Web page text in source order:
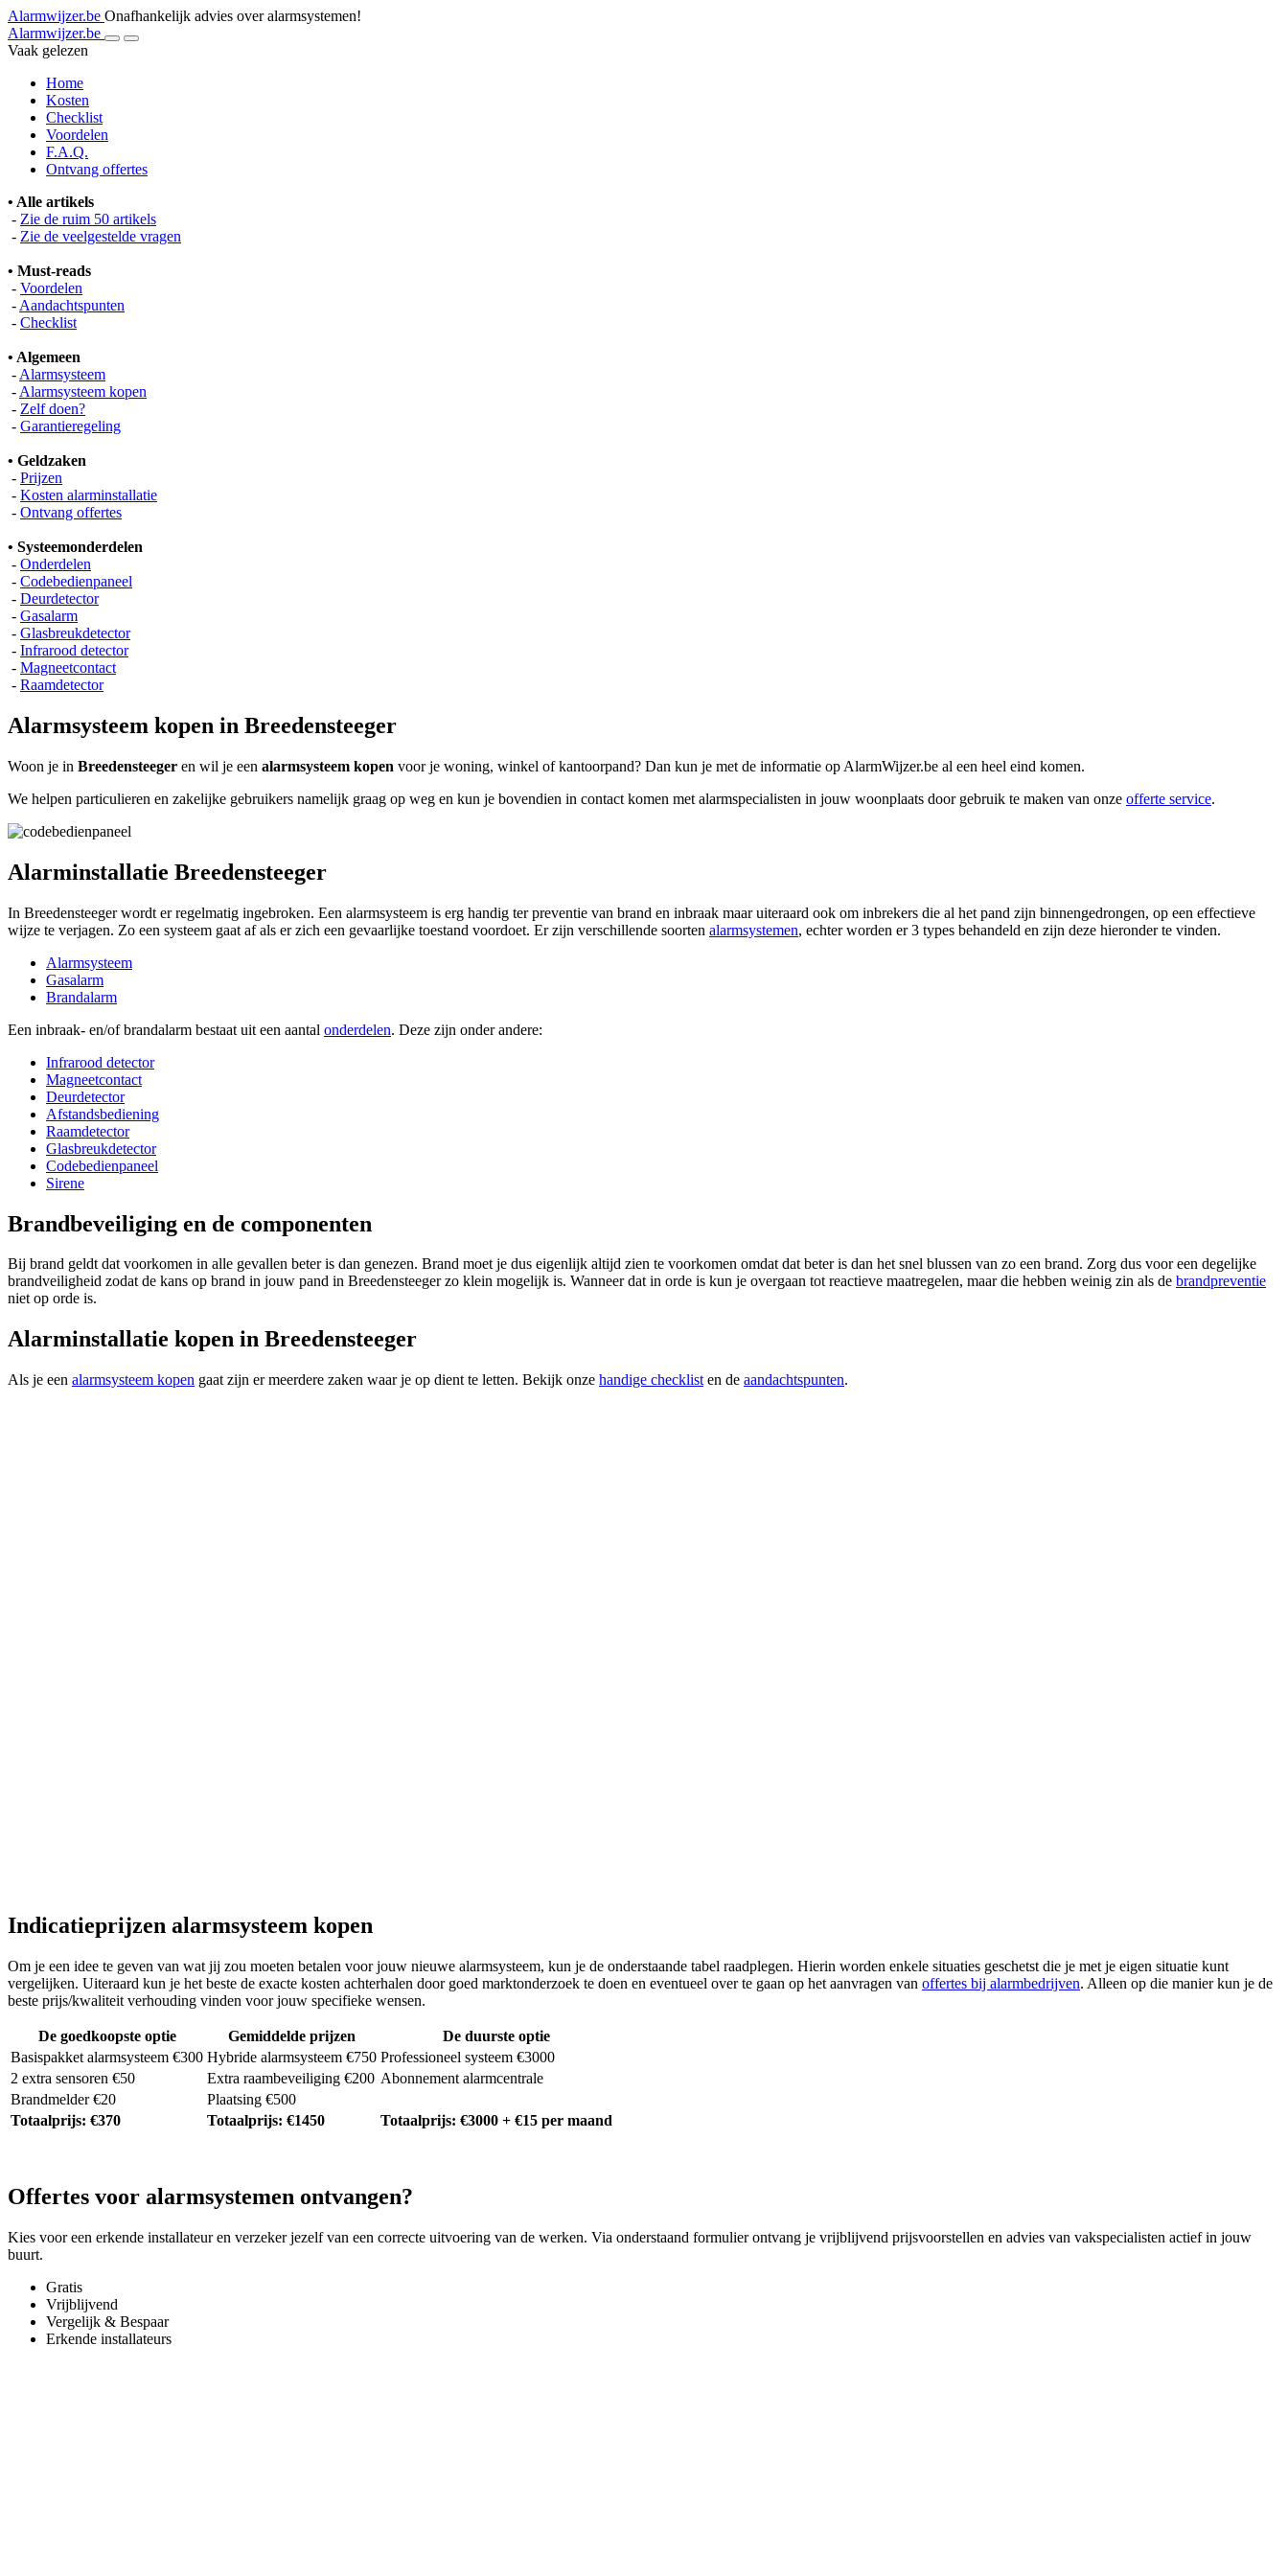
Alarmwijzer.be Onafhankelijk advies over alarmsystemen!
Alarmwijzer.be
Vaak gelezen
Home
Kosten
Checklist
Voordelen
F.A.Q.
Ontvang offertes
• Alle artikels
- Zie de ruim 50 artikels
- Zie de veelgestelde vragen
• Must-reads
- Voordelen
- Aandachtspunten
- Checklist
• Algemeen
- Alarmsysteem
- Alarmsysteem kopen
- Zelf doen?
- Garantieregeling
• Geldzaken
- Prijzen
- Kosten alarminstallatie
- Ontvang offertes
• Systeemonderdelen
- Onderdelen
- Codebedienpaneel
- Deurdetector
- Gasalarm
- Glasbreukdetector
- Infrarood detector
- Magneetcontact
- Raamdetector
Alarmsysteem kopen in Breedensteeger
Woon je in Breedensteeger en wil je een alarmsysteem kopen voor je woning, winkel of kantoorpand? Dan kun je met de informatie op AlarmWijzer.be al een heel eind komen.
We helpen particulieren en zakelijke gebruikers namelijk graag op weg en kun je bovendien in contact komen met alarmspecialisten in jouw woonplaats door gebruik te maken van onze offerte service.
Alarminstallatie Breedensteeger
In Breedensteeger wordt er regelmatig ingebroken. Een alarmsysteem is erg handig ter preventie van brand en inbraak maar uiteraard ook om inbrekers die al het pand zijn binnengedrongen, op een effectieve
wijze te verjagen. Zo een systeem gaat af als er zich een gevaarlijke toestand voordoet. Er zijn verschillende soorten alarmsystemen, echter worden er 3 types behandeld en zijn deze hieronder te vinden.
Alarmsysteem
Gasalarm
Brandalarm
Een inbraak- en/of brandalarm bestaat uit een aantal onderdelen. Deze zijn onder andere:
Infrarood detector
Magneetcontact
Deurdetector
Afstandsbediening
Raamdetector
Glasbreukdetector
Codebedienpaneel
Sirene
Brandbeveiliging en de componenten
Bij brand geldt dat voorkomen in alle gevallen beter is dan genezen. Brand moet je dus eigenlijk altijd zien te voorkomen omdat dat beter is dan het snel blussen van zo een brand. Zorg dus voor een degelijke
brandveiligheid zodat de kans op brand in jouw pand in Breedensteeger zo klein mogelijk is. Wanneer dat in orde is kun je overgaan tot reactieve maatregelen, maar die hebben weinig zin als de brandpreventie
niet op orde is.
Alarminstallatie kopen in Breedensteeger
Als je een alarmsysteem kopen gaat zijn er meerdere zaken waar je op dient te letten. Bekijk onze handige checklist en de aandachtspunten.
Indicatieprijzen alarmsysteem kopen
Om je een idee te geven van wat jij zou moeten betalen voor jouw nieuwe alarmsysteem, kun je de onderstaande tabel raadplegen. Hierin worden enkele situaties geschetst die je met je eigen situatie kunt
vergelijken. Uiteraard kun je het beste de exacte kosten achterhalen door goed marktonderzoek te doen en eventueel over te gaan op het aanvragen van offertes bij alarmbedrijven. Alleen op die manier kun je de
beste prijs/kwaliteit verhouding vinden voor jouw specifieke wensen.
De goedkoopste optie Gemiddelde prijzen
De duurste optie
Basispakket alarmsysteem €300 Hybride alarmsysteem €750 Professioneel systeem €3000
2 extra sensoren €50
Extra raambeveiliging €200 Abonnement alarmcentrale
Brandmelder €20
Plaatsing €500
Totaalprijs: €370
Totaalprijs: €1450 Totaalprijs: €3000 + €15 per maand
Offertes voor alarmsystemen ontvangen?
Kies voor een erkende installateur en verzeker jezelf van een correcte uitvoering van de werken. Via onderstaand formulier ontvang je vrijblijvend prijsvoorstellen en advies van vakspecialisten actief in jouw
buurt.
Gratis
Vrijblijvend
Vergelijk & Bespaar
Erkende installateurs